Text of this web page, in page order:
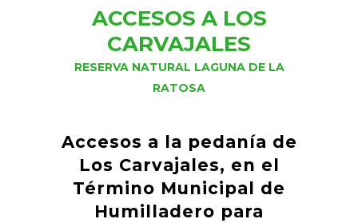
ACCESOS A LOS
CARVAJALES
RESERVA NATURAL LAGUNA DE LA
RATOSA
Accesos a la pedanía de
Los Carvajales, en el
Término Municipal de
Humilladero para